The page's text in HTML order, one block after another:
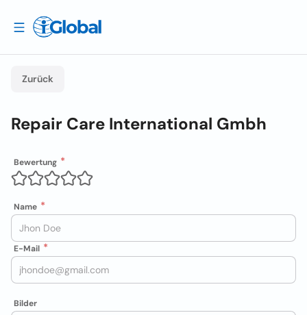
Zurück
Repair Care International Gmbh
Bewertung
Name
E-Mail
Bilder